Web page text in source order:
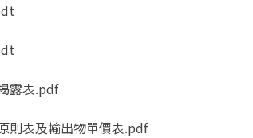
露表.pdf
則表及輸出物單價表.pdf